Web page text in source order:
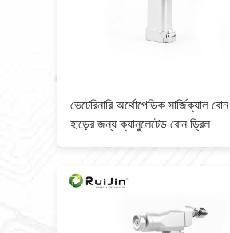
ভেটেরিনারি অর্থোপেডিক সার্জিক্যাল
হাড়ের জন্য ক্যানুলেটেড বোন ড্রিল